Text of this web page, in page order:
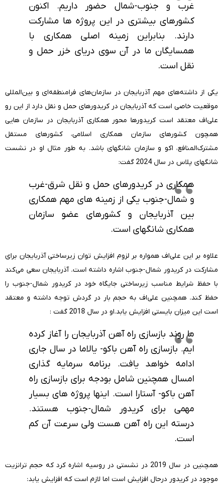
غرب و جنوب-شمال حضور داریم. اکنون
کشورهای بیشتری در این پروژه ها مشارکت
دارند. بنابراین زمینه اصلی همکاری با
همسایگان ما در آن سوی دریای خزر حمل و
نقل است.
یکی از داشته‌های مهم آذربایجان در سازمان‌های فرامنطقه‌ای و بین‌المللی
موقعیت خاصی است که آذربایجان در کریدورهای حمل و نقل دارد از این رو
علی‌اف معتقد است کریدورها محور همکاری آذربایجان در سازمان هایی
همچون کشورهای سازمان همکاری اسلامی، کشورهای مستقل
مشترک‌المنافع، اکو و سازمان شانگهای باشد. به طور مثال او در نشست
شانگهای پلاس در سال 2024 گفت:
همکاری در کریدورهای حمل و نقل شرق-غرب
و شمال-جنوب یکی از زمینه های مهم همکاری
بین آذربایجان و کشورهای عضو سازمان
همکاری شانگهای است.
علاوه بر این علی‌اف همواره بر لزوم افزایش توان زیرساختی آذربایجان برای
مشارکت در کریدور شمال-جنوب اشاره داشته است. آذربایجان سعی می‌کند
با حفظ شرایط مناسب زیرساختی جایگاه خود در کریدور شمال-جنوب را
حفظ کند. همچنین علی‌اف به حجم بار در گردش توجه داشته و معتقد
است این میزان بایستی افزایش یابد.او در سال 2018 گفت :
ما روند بازسازی راه آهن آذربایجان را آغاز کرده
ایم. بازسازی راه آهن باکو- یالاما در سال جاری
ادامه خواهد یافت. برنامه سرمایه گذاری
امسال همچنین شامل بودجه برای بازسازی راه
آهن باکو- آستارا است. اینها پروژه های بسیار
مهمی برای کریدور شمال-جنوب هستند.
درسته این راه آهن هست ولی سرعت آن کم
است.
همچنین در سال 2019 در نشستی در روسیه اشاره کرد که حجم ترانزیت
موجود در کریدور درحال افزایش است اما لازم است که افزایش یابد: